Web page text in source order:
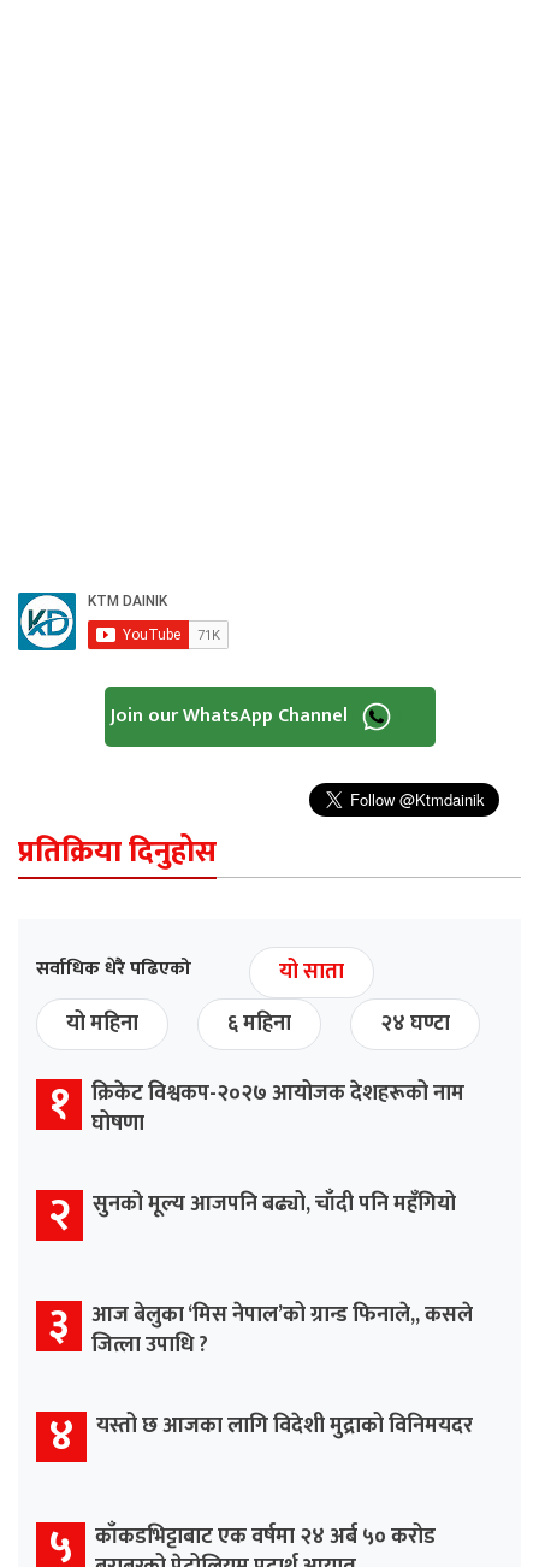
Join our WhatsApp Channel
प्रतिक्रिया दिनुहोस
सर्वाधिक धेरै पढिएको
यो साता
यो महिना
६ महिना २४ घण्टा
१ क्रिकेट विश्वकप-२०२७ आयोजक देशहरूको नाम
घोषणा
२ सुनको मूल्य आजपनि बढ्यो, चाँदी पनि महँगियो
३ आज बेलुका ‘मिस नेपाल’को ग्रान्ड फिनाले,, कसले
जित्ला उपाधि ?
४ यस्तो छ आजका लागि विदेशी मुद्राको विनिमयदर
५ काँकडभिट्टाबाट एक वर्षमा २४ अर्ब ५० करोड